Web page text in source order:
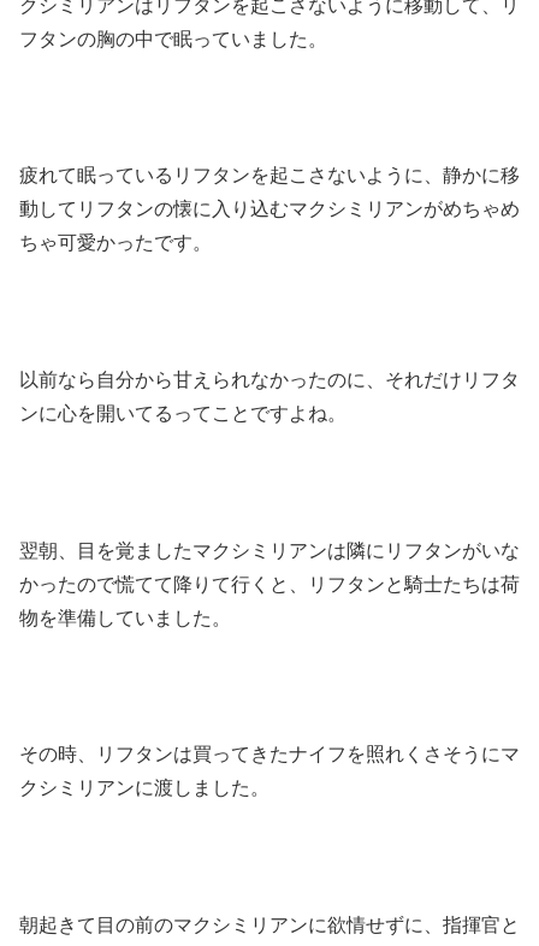
クシミリアンはリフタンを起こさないように移動して、リ
フタンの胸の中で眠っていました。
疲れて眠っているリフタンを起こさないように、静かに移
動してリフタンの懐に入り込むマクシミリアンがめちゃめ
ちゃ可愛かったです。
以前なら自分から甘えられなかったのに、それだけリフタ
ンに心を開いてるってことですよね。
翌朝、目を覚ましたマクシミリアンは隣にリフタンがいな
かったので慌てて降りて行くと、リフタンと騎士たちは荷
物を準備していました。
その時、リフタンは買ってきたナイフを照れくさそうにマ
クシミリアンに渡しました。
朝起きて目の前のマクシミリアンに欲情せずに、指揮官と